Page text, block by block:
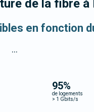
de la fibre à
en fonction
95%
de logements
> 1 Gbits/s
...